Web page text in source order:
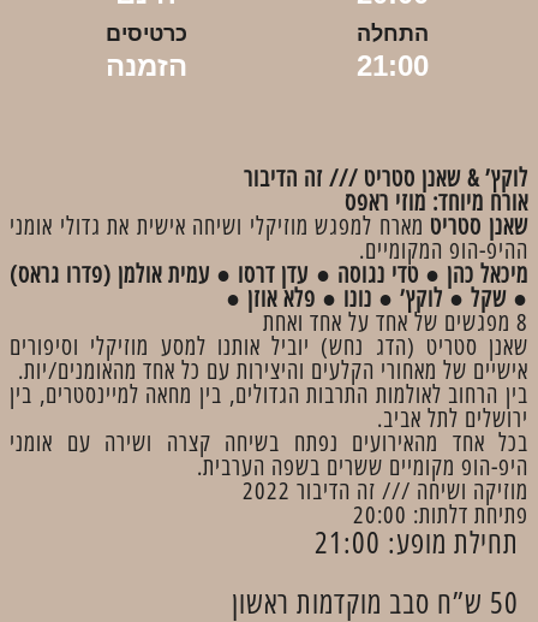
התחלה
21:00
כרטיסים
הזמנה
לוקץ’ & שאנן סטריט /// זה הדיבור​
אורח מיוחד: מוזי ראפס
שאנן סטריט מארח למפגש מוזיקלי ושיחה אישית את גדולי אומני
ההיפ-הופ המקומיים.
מיכאל כהן ● טדי נגוסה ● עדן דרסו ● עמית אולמן (פדרו גראס)
● שקל ● לוקץ’ ● נונו ● פלא אוזן ●
8 מפגשים של אחד על אחד ואחת
שאנן סטריט (הדג נחש) יוביל אותנו למסע מוזיקלי וסיפורים
אישיים של מאחורי הקלעים והיצירות עם כל אחד מהאומנים/יות.
בין הרחוב לאולמות התרבות הגדולים, בין מחאה למיינסטרים, בין
ירושלים לתל אביב.
בכל אחד מהאירועים נפתח בשיחה קצרה ושירה עם אומני
היפ-הופ מקומיים ששרים בשפה הערבית.
מוזיקה ושיחה /// זה הדיבור 2022
פתיחת דלתות: 20:00
תחילת מופע: 21:00
50 ש”ח סבב מוקדמות ראשון